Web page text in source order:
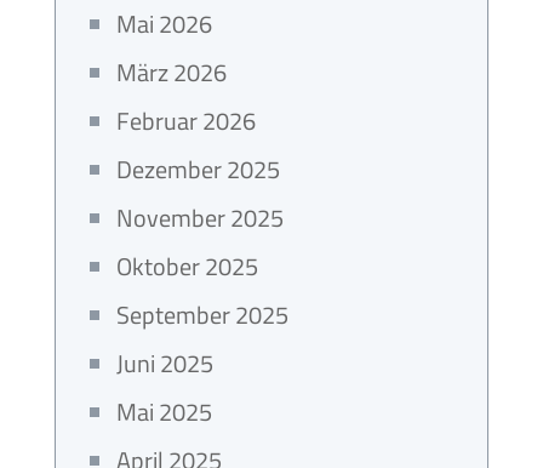
Mai 2026
März 2026
Februar 2026
Dezember 2025
November 2025
Oktober 2025
September 2025
Juni 2025
Mai 2025
April 2025